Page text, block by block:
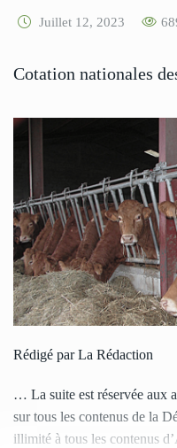
Juillet 12, 2023
Cotation nationales
Rédigé par La Rédaction
… La suite est réservée aux
sur tous les contenus de la
illimité à tous les contenus